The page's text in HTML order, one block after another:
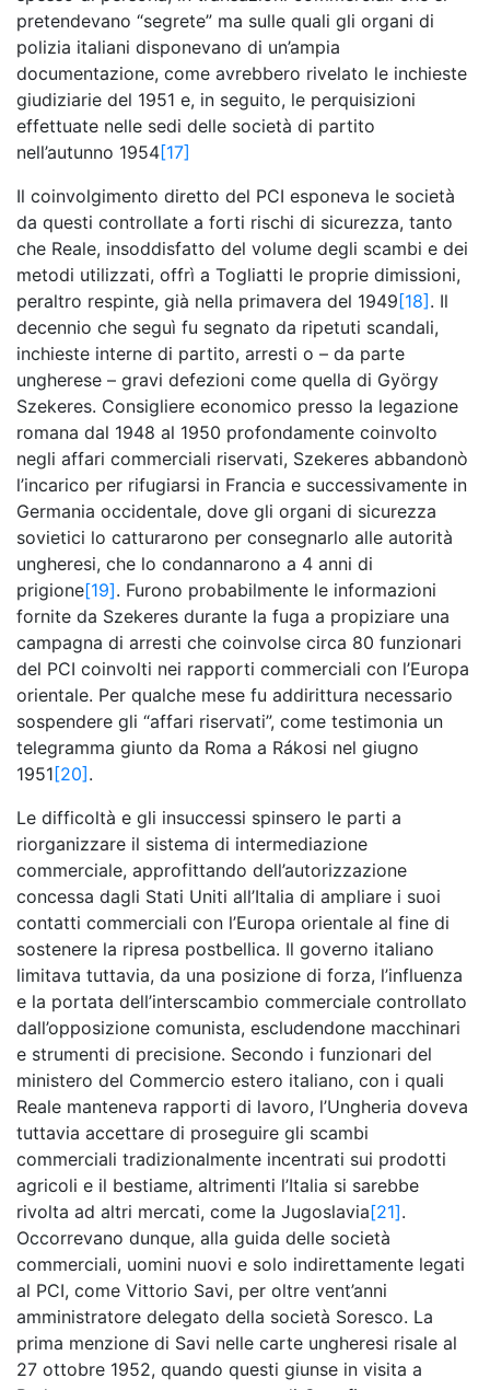
pretendevano “segrete” ma sulle quali gli organi di
polizia italiani disponevano di un’ampia
documentazione, come avrebbero rivelato le inchieste
giudiziarie del 1951 e, in seguito, le perquisizioni
effettuate nelle sedi delle società di partito
nell’autunno 1954[17]
Il coinvolgimento diretto del PCI esponeva le società
da questi controllate a forti rischi di sicurezza, tanto
che Reale, insoddisfatto del volume degli scambi e dei
metodi utilizzati, offrì a Togliatti le proprie dimissioni,
peraltro respinte, già nella primavera del 1949 [18] . Il
decennio che seguì fu segnato da ripetuti scandali,
inchieste interne di partito, arresti o – da parte
ungherese – gravi defezioni come quella di György
Szekeres. Consigliere economico presso la legazione
romana dal 1948 al 1950 profondamente coinvolto
negli affari commerciali riservati, Szekeres abbandonò
l’incarico per rifugiarsi in Francia e successivamente in
Germania occidentale, dove gli organi di sicurezza
sovietici lo catturarono per consegnarlo alle autorità
ungheresi, che lo condannarono a 4 anni di
prigione[19]. Furono probabilmente le informazioni
fornite da Szekeres durante la fuga a propiziare una
campagna di arresti che coinvolse circa 80 funzionari
del PCI coinvolti nei rapporti commerciali con l’Europa
orientale. Per qualche mese fu addirittura necessario
sospendere gli “affari riservati”, come testimonia un
telegramma giunto da Roma a Rákosi nel giugno
1951 [20] .
Le difficoltà e gli insuccessi spinsero le parti a
riorganizzare il sistema di intermediazione
commerciale, approfittando dell’autorizzazione
concessa dagli Stati Uniti all’Italia di ampliare i suoi
contatti commerciali con l’Europa orientale al fine di
sostenere la ripresa postbellica. Il governo italiano
limitava tuttavia, da una posizione di forza, l’influenza
e la portata dell’interscambio commerciale controllato
dall’opposizione comunista, escludendone macchinari
e strumenti di precisione. Secondo i funzionari del
ministero del Commercio estero italiano, con i quali
Reale manteneva rapporti di lavoro, l’Ungheria doveva
tuttavia accettare di proseguire gli scambi
commerciali tradizionalmente incentrati sui prodotti
agricoli e il bestiame, altrimenti l’Italia si sarebbe
rivolta ad altri mercati, come la Jugoslavia[21].
Occorrevano dunque, alla guida delle società
commerciali, uomini nuovi e solo indirettamente legati
al PCI, come Vittorio Savi, per oltre vent’anni
amministratore delegato della società Soresco. La
prima menzione di Savi nelle carte ungheresi risale al
27 ottobre 1952, quando questi giunse in visita a